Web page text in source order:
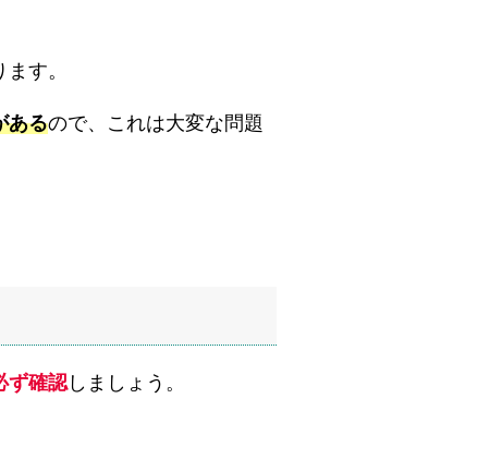
す。
あるので、これは大変な問題
ず確認しましょう。